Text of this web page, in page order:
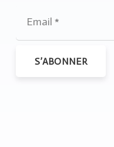
S’ABONNER